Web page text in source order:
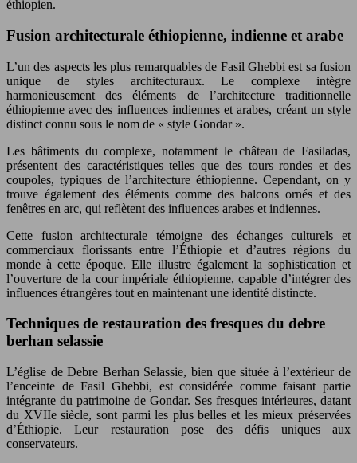
éthiopien.
Fusion architecturale éthiopienne, indienne et arabe
L’un des aspects les plus remarquables de Fasil Ghebbi est sa fusion
unique de styles architecturaux. Le complexe intègre
harmonieusement des éléments de l’architecture traditionnelle
éthiopienne avec des influences indiennes et arabes, créant un style
distinct connu sous le nom de « style Gondar ».
Les bâtiments du complexe, notamment le château de Fasiladas,
présentent des caractéristiques telles que des tours rondes et des
coupoles, typiques de l’architecture éthiopienne. Cependant, on y
trouve également des éléments comme des balcons ornés et des
fenêtres en arc, qui reflètent des influences arabes et indiennes.
Cette fusion architecturale témoigne des échanges culturels et
commerciaux florissants entre l’Éthiopie et d’autres régions du
monde à cette époque. Elle illustre également la sophistication et
l’ouverture de la cour impériale éthiopienne, capable d’intégrer des
influences étrangères tout en maintenant une identité distincte.
Techniques de restauration des fresques du debre
berhan selassie
L’église de Debre Berhan Selassie, bien que située à l’extérieur de
l’enceinte de Fasil Ghebbi, est considérée comme faisant partie
intégrante du patrimoine de Gondar. Ses fresques intérieures, datant
du XVIIe siècle, sont parmi les plus belles et les mieux préservées
d’Éthiopie. Leur restauration pose des défis uniques aux
conservateurs.